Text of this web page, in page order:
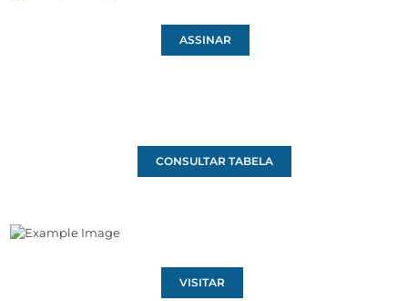
ASSINAR
CONSULTAR TABELA
VISITAR